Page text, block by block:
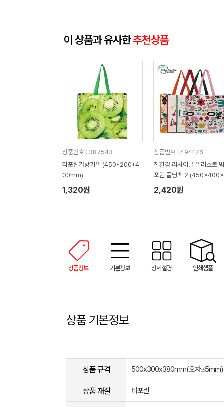
이 상품과 유사한추천상품
상품번호 : 387543
타포린가방키위 (450*200*4
00mm)
1,320원
상품번호 : 494176
친환경 리사이클 일러스트
포린 폴딩백 2
5mm)
2,420원
상품정보 기본정보 상세설명 인쇄샘플
상품 기본정보
상품 규격 500x300x380mm(오차±5mm)
상품 재질 타포린